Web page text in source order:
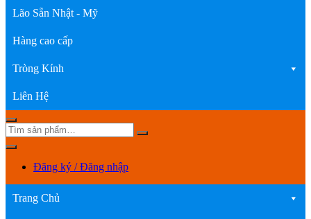
Lão Sẵn Nhật - Mỹ
Hàng cao cấp
Tròng Kính
Liên Hệ
Đăng ký / Đăng nhập
Trang Chủ